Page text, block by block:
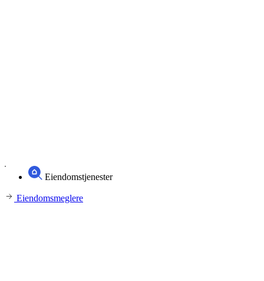
Eiendomstjenester
Eiendomsmeglere